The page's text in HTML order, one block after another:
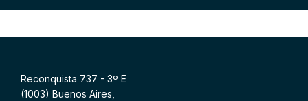
Reconquista 737 - 3º E
(1003) Buenos Aires,